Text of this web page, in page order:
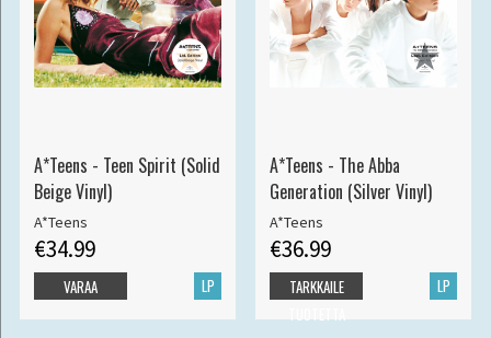
A*Teens - Teen Spirit (Solid
Beige Vinyl)
A*Teens
€34.99
LP
VARAA
A*Teens - The Abba
Generation (Silver Vinyl)
A*Teens
€36.99
LP
TARKKAILE